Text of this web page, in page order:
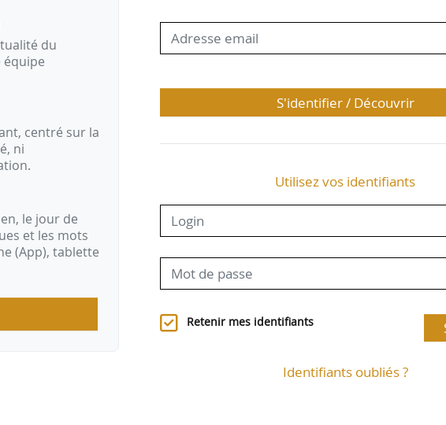
du
équipe
centré sur la
ni
le jour de
et les mots
(App), tablette
S'identifier / Découvrir
Utilisez vos identifiants
Retenir mes identifiants
Identifiants oubliés ?